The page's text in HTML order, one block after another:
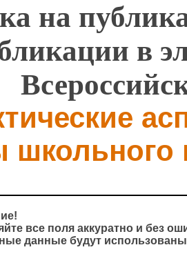
на
в
школьного
все поля аккуратно и без
данные будут